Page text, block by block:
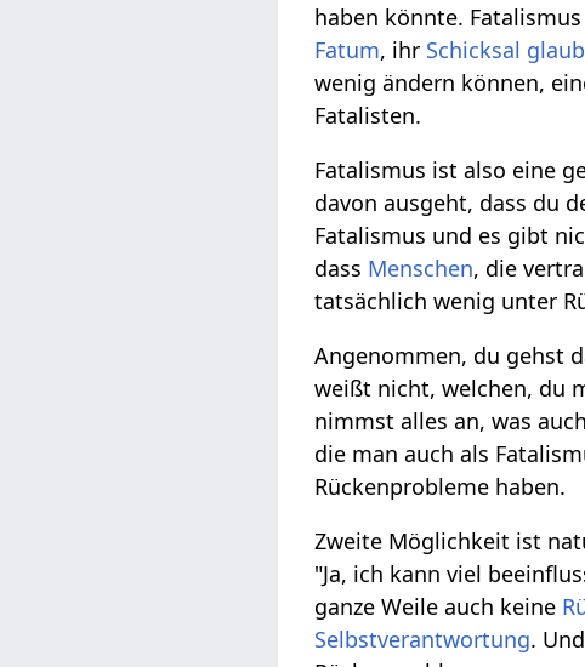
haben könnte.
Fatum, ihr Schicksal
wenig ändern können,
Fatalisten.
Fatalismus ist also eine
davon ausgeht, dass du
Fatalismus und es gibt
dass Menschen, die
tatsächlich wenig unter
Angenommen, du gehst
weißt nicht, welchen, du
nimmst alles an, was
die man auch als
Rückenprobleme haben.
Zweite Möglichkeit ist
"Ja, ich kann viel
ganze Weile auch keine
Selbstverantwortung.